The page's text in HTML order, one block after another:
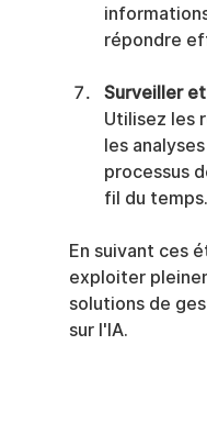
répondre
Surveiller
Utilisez les
les
processus
fil du temps.
En suivant ces
exploiter
solutions de
sur l'IA.